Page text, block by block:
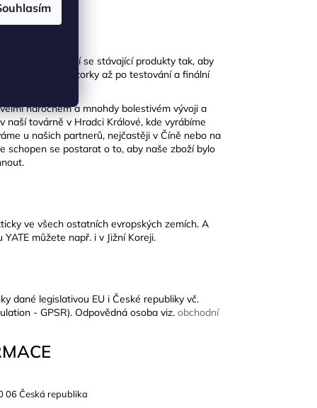
nové a vylepšují se stávající produkty tak, aby
první náčrty, vzorky až po testování a finální
náročném a mnohdy bolestivém vývoji a
naší továrně v Hradci Králové, kde vyrábíme
u našich partnerů, nejčastěji v Číně nebo na
schopen se postarat o to, aby naše zboží bylo
ve všech ostatních evropských zemích. A
můžete např. i v Jižní Koreji.
dané legislativou EU i České republiky vč.
- GPSR). Odpovědná osoba viz. obchodní
06 Česká republika